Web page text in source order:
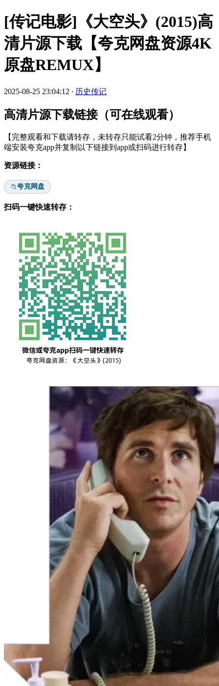
[传记电影]《大空头》(2015)高
清片源下载【夸克网盘资源4K
原盘REMUX】
2025-08-25 23:04:12 · 历史传记
高清片源下载链接（可在线观看）
【完整观看和下载请转存，未转存只能试看2分钟，推荐手机
端安装夸克app并复制以下链接到app或扫码进行转存】
资源链接：
📁夸克网盘
扫码一键快速转存：